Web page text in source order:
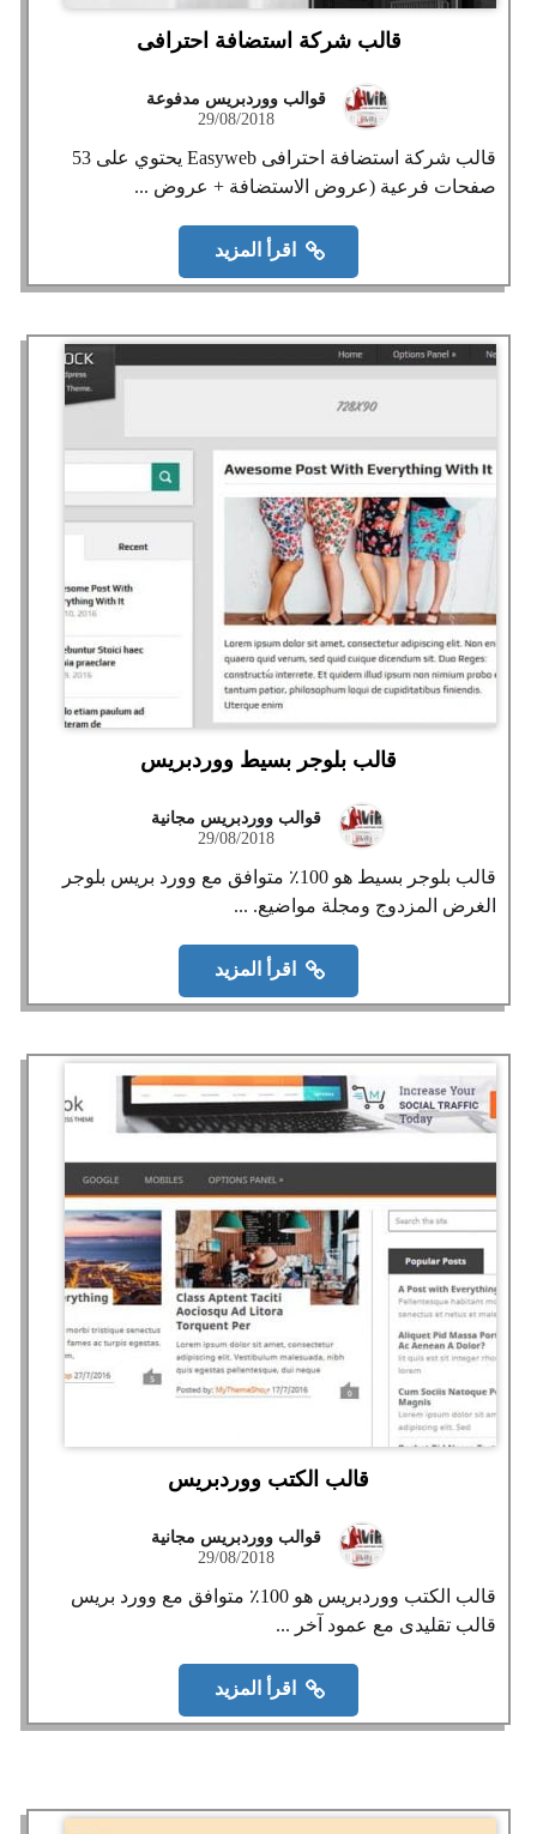
قالب شركة استضافة احترافى
قوالب ووردبريس مدفوعة
29/08/2018
قالب شركة استضافة احترافى Easyweb يحتوي على 53
صفحات فرعية (عروض الاستضافة + عروض ...
اقرأ المزيد
قالب بلوجر بسيط ووردبريس
قوالب ووردبريس مجانية
29/08/2018
قالب بلوجر بسيط هو 100٪ متوافق مع وورد بريس بلوجر
الغرض المزدوج ومجلة مواضيع. ...
اقرأ المزيد
قالب الكتب ووردبريس
قوالب ووردبريس مجانية
29/08/2018
قالب الكتب ووردبريس هو 100٪ متوافق مع وورد بريس
قالب تقليدى مع عمود آخر ...
اقرأ المزيد